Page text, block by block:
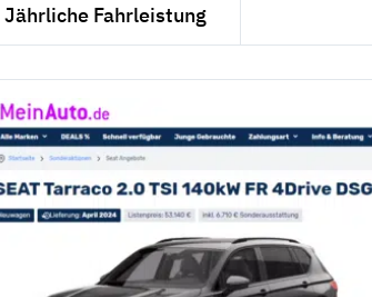
Jährliche Fahrleistung